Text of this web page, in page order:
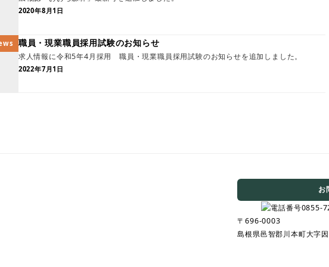
2020年8月1日
職員・現業職員採用試験のお知らせ
求人情報に令和5年4月採用 職員・現業職員採用試験のお知らせを追加しました。
2022年7月1日
お
〒696-0003
島根県邑智郡川本町大字